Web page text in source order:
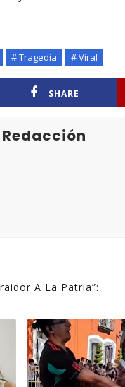
# Tragedia # Viral
SHARE
A La Patria”: